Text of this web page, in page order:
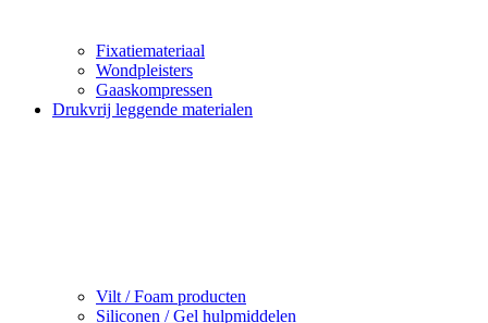
Fixatiemateriaal
Wondpleisters
Gaaskompressen
Drukvrij leggende materialen
Vilt / Foam producten
Siliconen / Gel hulpmiddelen